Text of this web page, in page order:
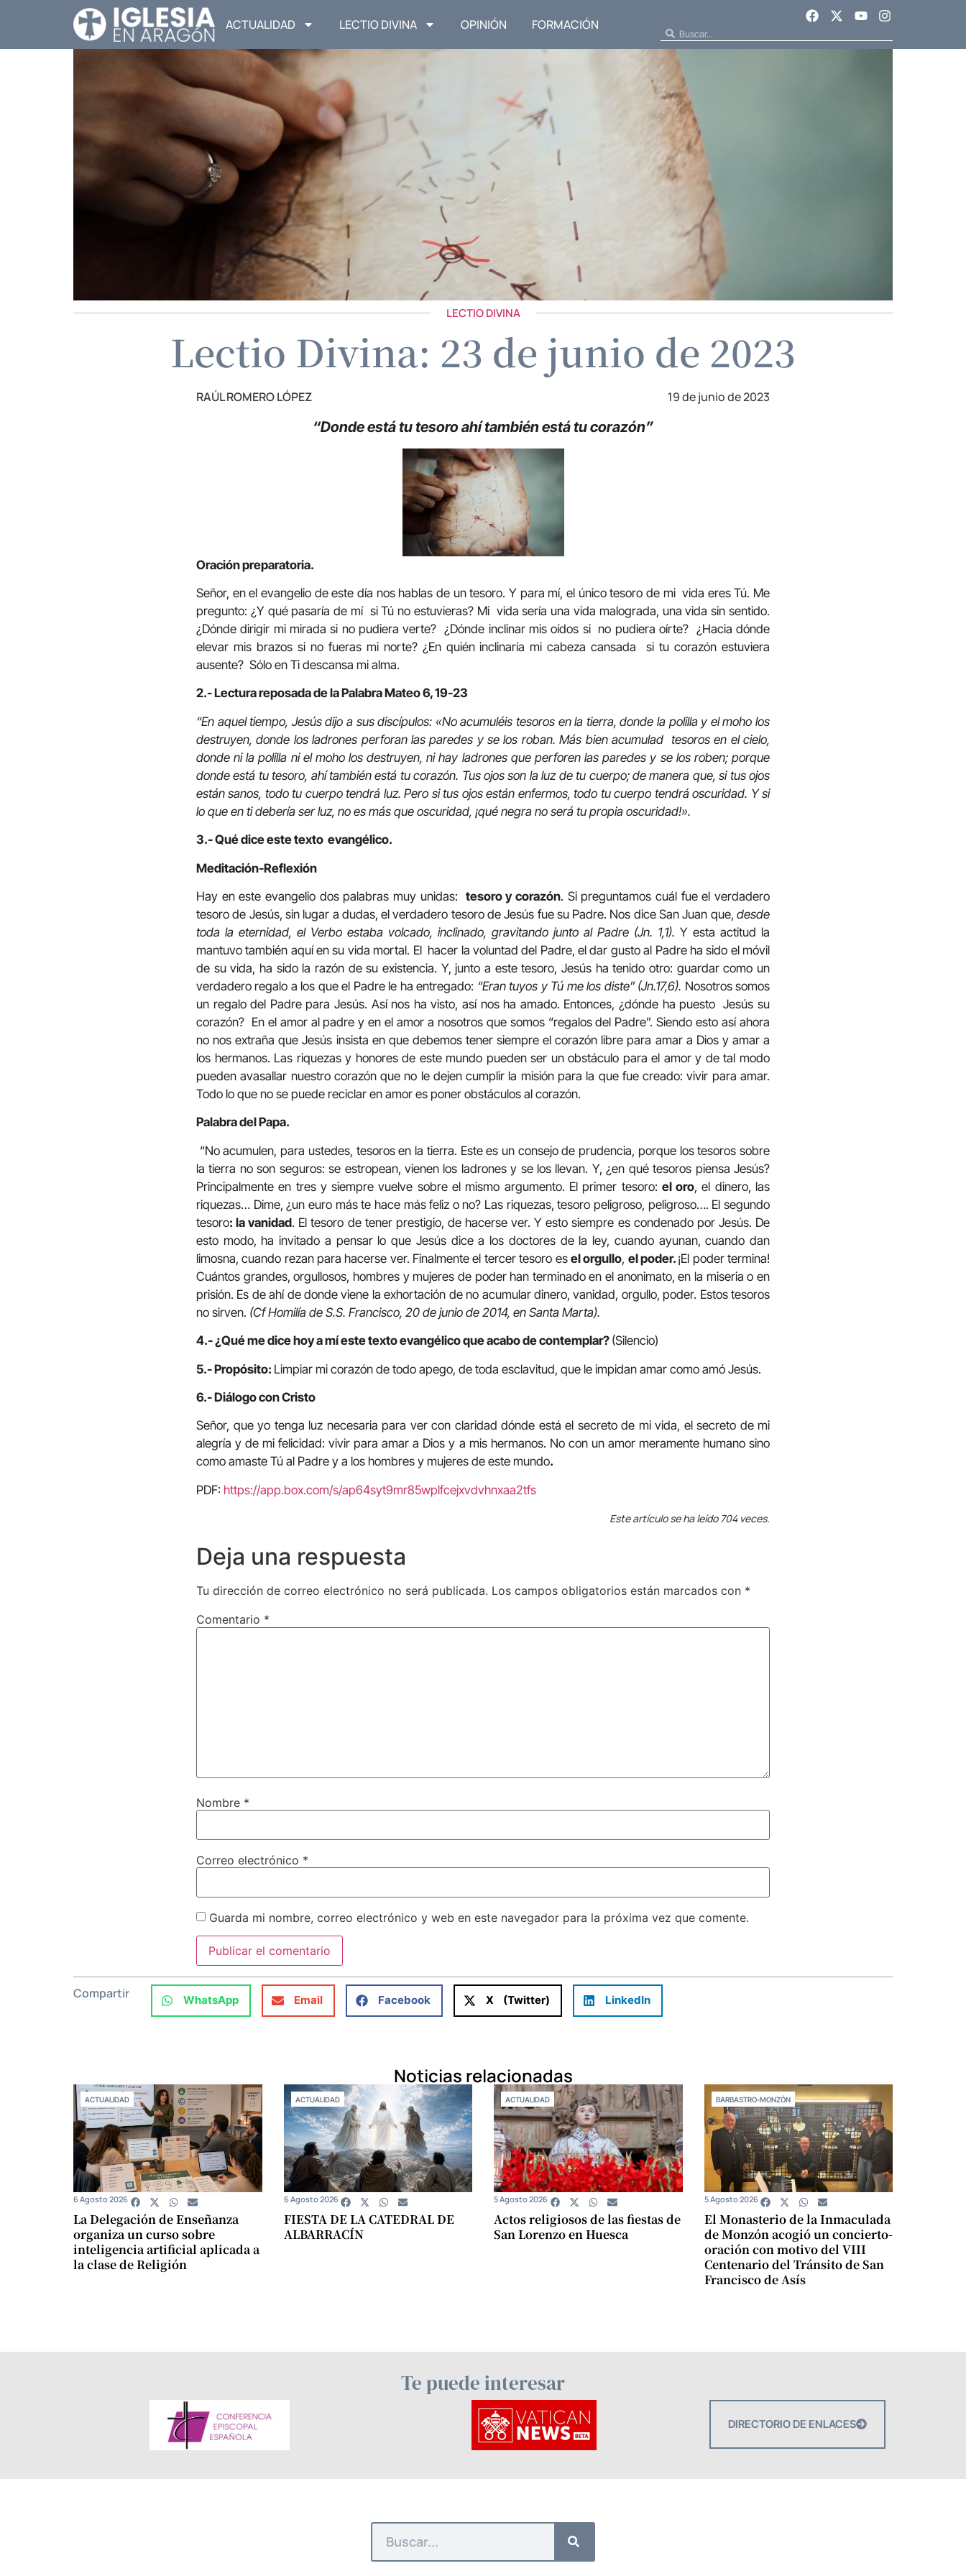
ACTUALIDAD LECTIO DIVINA OPINIÓN FORMACIÓN
LECTIO DIVINA
Lectio Divina: 23 de junio de 2023
RAÚL ROMERO LÓPEZ 19 de junio de 2023
“Donde está tu tesoro ahí también está tu corazón”
Oración preparatoria.
Señor, en el evangelio de este día nos hablas de un tesoro. Y para mí, el único tesoro de mi vida eres Tú. Me
pregunto: ¿Y qué pasaría de mí si Tú no estuvieras? Mi vida sería una vida malograda, una vida sin sentido.
¿Dónde dirigir mi mirada si no pudiera verte? ¿Dónde inclinar mis oídos si no pudiera oírte? ¿Hacia dónde
elevar mis brazos si no fueras mi norte? ¿En quién inclinaría mi cabeza cansada si tu corazón estuviera
ausente? Sólo en Ti descansa mi alma.
2.- Lectura reposada de la Palabra Mateo 6, 19-23
“En aquel tiempo, Jesús dijo a sus discípulos: «No acumuléis tesoros en la tierra, donde la polilla y el moho los
destruyen, donde los ladrones perforan las paredes y se los roban. Más bien acumulad tesoros en el cielo,
donde ni la polilla ni el moho los destruyen, ni hay ladrones que perforen las paredes y se los roben; porque
donde está tu tesoro, ahí también está tu corazón. Tus ojos son la luz de tu cuerpo; de manera que, si tus ojos
están sanos, todo tu cuerpo tendrá luz. Pero si tus ojos están enfermos, todo tu cuerpo tendrá oscuridad. Y si
lo que en ti debería ser luz, no es más que oscuridad, ¡qué negra no será tu propia oscuridad!».
3.- Qué dice este texto evangélico.
Meditación-Reflexión
Hay en este evangelio dos palabras muy unidas: tesoro y corazón. Si preguntamos cuál fue el verdadero
tesoro de Jesús, sin lugar a dudas, el verdadero tesoro de Jesús fue su Padre. Nos dice San Juan que, desde
toda la eternidad, el Verbo estaba volcado, inclinado, gravitando junto al Padre (Jn. 1,1). Y esta actitud la
mantuvo también aquí en su vida mortal. El hacer la voluntad del Padre, el dar gusto al Padre ha sido el móvil
de su vida, ha sido la razón de su existencia. Y, junto a este tesoro, Jesús ha tenido otro: guardar como un
verdadero regalo a los que el Padre le ha entregado: “Eran tuyos y Tú me los diste” (Jn.17,6). Nosotros somos
un regalo del Padre para Jesús. Así nos ha visto, así nos ha amado. Entonces, ¿dónde ha puesto Jesús su
corazón? En el amor al padre y en el amor a nosotros que somos “regalos del Padre”. Siendo esto así ahora
no nos extraña que Jesús insista en que debemos tener siempre el corazón libre para amar a Dios y amar a
los hermanos. Las riquezas y honores de este mundo pueden ser un obstáculo para el amor y de tal modo
pueden avasallar nuestro corazón que no le dejen cumplir la misión para la que fue creado: vivir para amar.
Todo lo que no se puede reciclar en amor es poner obstáculos al corazón.
Palabra del Papa.
“No acumulen, para ustedes, tesoros en la tierra. Este es un consejo de prudencia, porque los tesoros sobre
la tierra no son seguros: se estropean, vienen los ladrones y se los llevan. Y, ¿en qué tesoros piensa Jesús?
Principalmente en tres y siempre vuelve sobre el mismo argumento. El primer tesoro: el oro, el dinero, las
riquezas… Dime, ¿un euro más te hace más feliz o no? Las riquezas, tesoro peligroso, peligroso…. El segundo
tesoro: la vanidad. El tesoro de tener prestigio, de hacerse ver. Y esto siempre es condenado por Jesús. De
esto modo, ha invitado a pensar lo que Jesús dice a los doctores de la ley, cuando ayunan, cuando dan
limosna, cuando rezan para hacerse ver. Finalmente el tercer tesoro es el orgullo, el poder. ¡El poder termina!
Cuántos grandes, orgullosos, hombres y mujeres de poder han terminado en el anonimato, en la miseria o en
prisión. Es de ahí de donde viene la exhortación de no acumular dinero, vanidad, orgullo, poder. Estos tesoros
no sirven. (Cf Homilía de S.S. Francisco, 20 de junio de 2014, en Santa Marta).
4.- ¿Qué me dice hoy a mí este texto evangélico que acabo de contemplar? (Silencio)
5.- Propósito: Limpiar mi corazón de todo apego, de toda esclavitud, que le impidan amar como amó Jesús.
6.- Diálogo con Cristo
Señor, que yo tenga luz necesaria para ver con claridad dónde está el secreto de mi vida, el secreto de mi
alegría y de mi felicidad: vivir para amar a Dios y a mis hermanos. No con un amor meramente humano sino
como amaste Tú al Padre y a los hombres y mujeres de este mundo.
PDF: https://app.box.com/s/ap64syt9mr85wplfcejxvdvhnxaa2tfs
Este artículo se ha leído 704 veces.
Deja una respuesta
Tu dirección de correo electrónico no será publicada. Los campos obligatorios están marcados con *
Comentario *
Nombre *
Correo electrónico *
Guarda mi nombre, correo electrónico y web en este navegador para la próxima vez que comente.
Compartir WhatsApp Email Facebook X (Twitter) LinkedIn
Noticias relacionadas
ACTUALIDAD
La Delegación de Enseñanza
organiza un curso sobre
inteligencia artificial aplicada a
la clase de Religión
6 Agosto 2026
ACTUALIDAD
FIESTA DE LA CATEDRAL DE
ALBARRACÍN
6 Agosto 2026
ACTUALIDAD
Actos religiosos de las fiestas de
San Lorenzo en Huesca
5 Agosto 2026
BARBASTRO-MONZÓN
El Monasterio de la Inmaculada
de Monzón acogió un concierto-
oración con motivo del VIII
Centenario del Tránsito de San
Francisco de Asís
5 Agosto 2026
Te puede interesar
DIRECTORIO DE ENLACES